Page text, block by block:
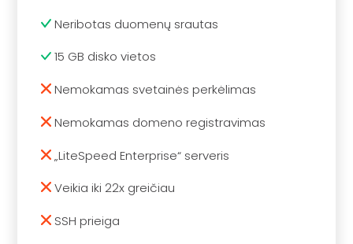
Neribotas duomenų srautas
15 GB disko vietos
Nemokamas svetainės perkėlimas
Nemokamas domeno registravimas
„LiteSpeed Enterprise“ serveris
Veikia iki 22x greičiau
SSH prieiga